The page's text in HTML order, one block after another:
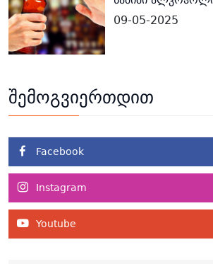
09-05-2025
შემოგვიერთდით
Facebook
Instagram
Youtube